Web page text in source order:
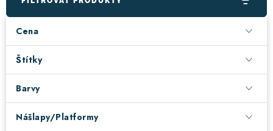
DOPLŇKY
CAMPING
VÝPRODEJ
! Akce ! Obchodní podmínky
Cena
Štítky
Barvy
Nášlapy/Platformy